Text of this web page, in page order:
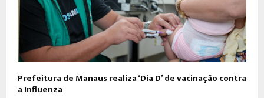
Prefeitura de Manaus realiza ‘Dia D’ de vacinação contra
a Influenza